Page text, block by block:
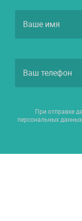
При отправке
персональных